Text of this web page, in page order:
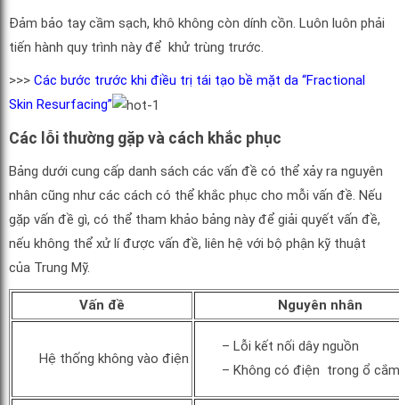
Đảm bảo tay cầm sạch, khô không còn dính cồn. Luôn luôn phải
tiến hành quy trình này để khử trùng trước.
>>> Các bước trước khi điều trị tái tạo bề mặt da “Fractional
Skin Resurfacing”
Các lỗi thường gặp và cách khắc phục
Bảng dưới cung cấp danh sách các vấn đề có thể xảy ra nguyên
nhân cũng như các cách có thể khắc phục cho mỗi vấn đề. Nếu
gặp vấn đề gì, có thể tham khảo bảng này để giải quyết vấn đề,
nếu không thể xử lí được vấn đề, liên hệ với bộ phận kỹ thuật
của Trung Mỹ.
Vấn đề Nguyên nhân
Hệ thống không vào điện
– Lỗi kết nối dây nguồn
– Không có điện trong ổ